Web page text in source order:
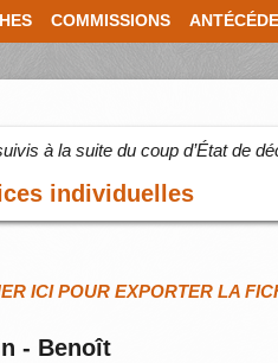
COMMISSIONS
à la suite du coup d’État de
individuelles
ICI POUR EXPORTER LA
- Benoît